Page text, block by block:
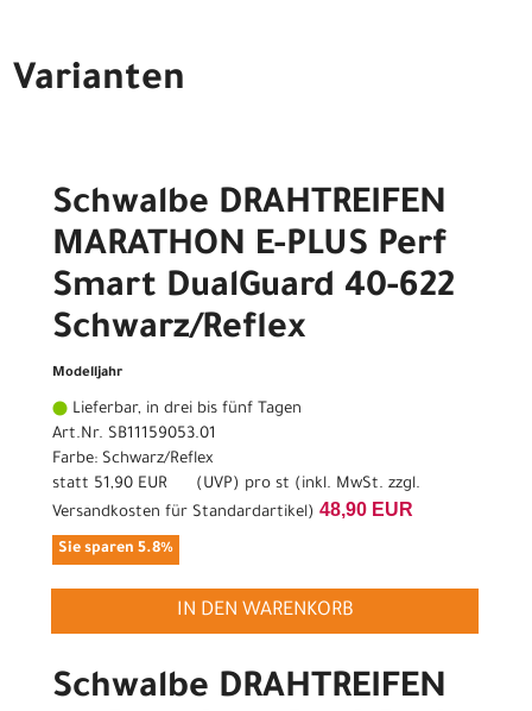
Varianten
Schwalbe DRAHTREIFEN
MARATHON E-PLUS Perf
Smart DualGuard 40-622
Schwarz/Reflex
Modelljahr
Lieferbar, in drei bis fünf Tagen
Art.Nr. SB11159053.01
Farbe: Schwarz/Reflex
statt 51,90 EUR ( UVP) pro st (inkl. MwSt. zzgl.
Versandkosten für Standardartikel) 48,90 EUR
Sie sparen 5.8%
IN DEN WARENKORB
Schwalbe DRAHTREIFEN